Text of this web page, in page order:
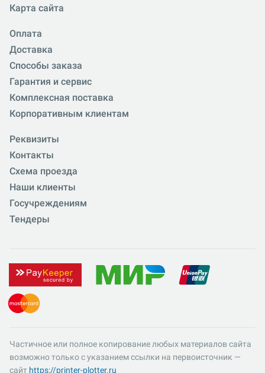
Карта сайта
Оплата
Доставка
Способы заказа
Гарантия и сервис
Комплексная поставка
Корпоративным клиентам
Реквизиты
Контакты
Схема проезда
Наши клиенты
Госучреждениям
Тендеры
Частичное или полное копирование любых материалов сайта
возможно только с указанием ссылки на первоисточник —
сайт https://printer-plotter.ru